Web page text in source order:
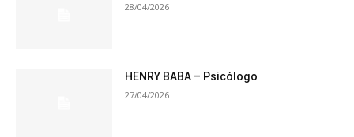
28/04/2026
HENRY BABA – Psicólogo
27/04/2026